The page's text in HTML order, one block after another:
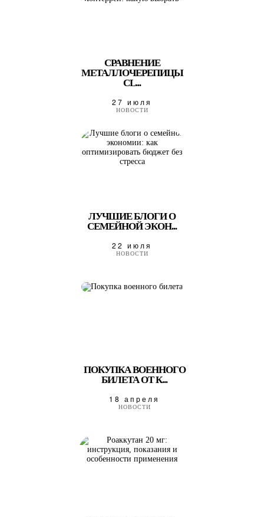
СРАВНЕНИЕ
МЕТАЛЛОЧЕРЕПИЦЫ
CL...
27 июля
НОВОСТИ
ЛУЧШИЕ БЛОГИ О
СЕМЕЙНОЙ ЭКОН...
22 июля
НОВОСТИ
ПОКУПКА ВОЕННОГО
БИЛЕТА ОТ К...
18 апреля
НОВОСТИ